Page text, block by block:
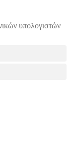
υπολογιστών